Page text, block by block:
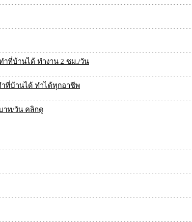
ำที่บ้านได้ ทำงาน 2 ซม./วัน
ที่บ้านได้ ทำได้ทุกอาชีพ
าท/วัน คลิกดู